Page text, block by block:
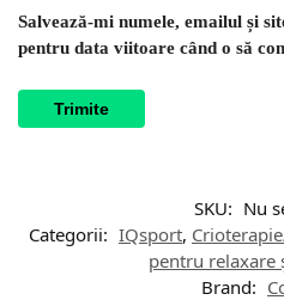
Salvează-mi numele, emailul și
pentru data viitoare când o să
SKU: Nu
Categorii: IQsport,
pentru relaxare
Brand: